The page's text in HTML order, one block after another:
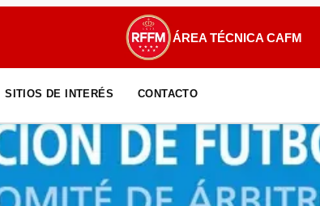
ÁREA TÉCNICA CAFM
SITIOS DE INTERÉS CONTACTO